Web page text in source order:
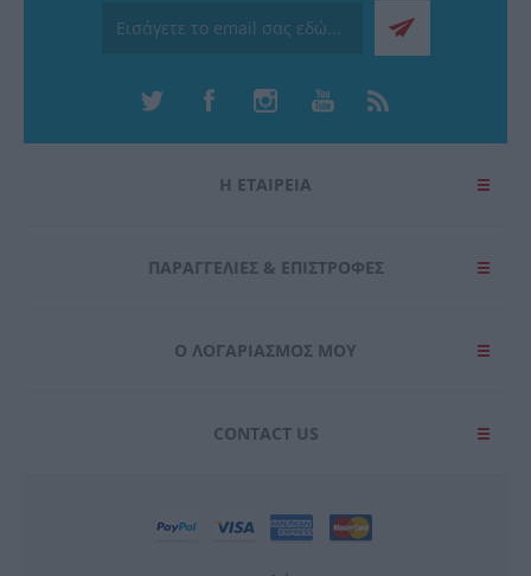
Η ΕΤΑΙΡΕΙΑ
ΠΑΡΑΓΓΕΛΊΕΣ & ΕΠΙΣΤΡΟΦΈΣ
Ο ΛΟΓΑΡΙΑΣΜΌΣ ΜΟΥ
CONTACT US